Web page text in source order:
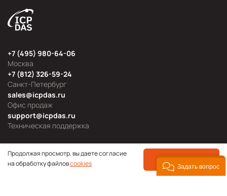
Москва
+7 (495) 980-64-06
Офис продаж
sales@icpdas.ru
Санкт-Петербург
+7 (812) 326-59-24
Техническая поддержка
support@icpdas.ru
Продолжая просмотр, вы даете согласие
на обработку файловcookies ПРИНЯТЬ
Задать вопрос